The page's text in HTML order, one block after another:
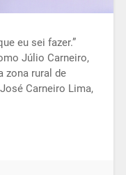
eu sei fazer.”
Júlio Carneiro,
zona rural de
Carneiro Lima,